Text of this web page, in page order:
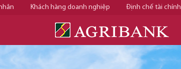
Khách hàng doanh nghiệp Định chế tài chính